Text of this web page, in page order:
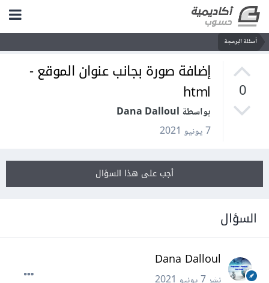
أسئلة البرمجة
0
إضافة صورة بجانب عنوان الموقع -
html
بواسطة Dana Dalloul
7 يونيو 2021
أجب على هذا السؤال
السؤال
Dana Dalloul